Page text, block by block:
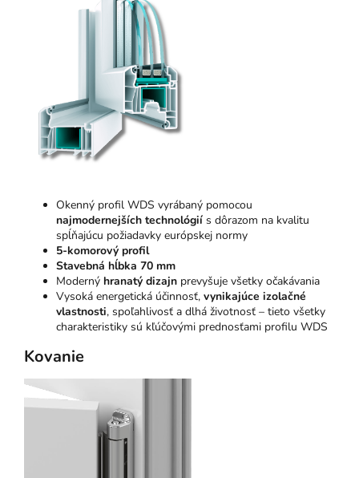
Okenný profil WDS vyrábaný pomocou
najmodernejších technológií s dôrazom na kvalitu
spĺňajúcu požiadavky európskej normy
5-komorový profil
Stavebná hĺbka 70 mm
Moderný hranatý dizajn prevyšuje všetky očakávania
Vysoká energetická účinnosť, vynikajúce izolačné
vlastnosti, spoľahlivosť a dlhá životnosť – tieto všetky
charakteristiky sú kľúčovými prednosťami profilu WDS
Kovanie